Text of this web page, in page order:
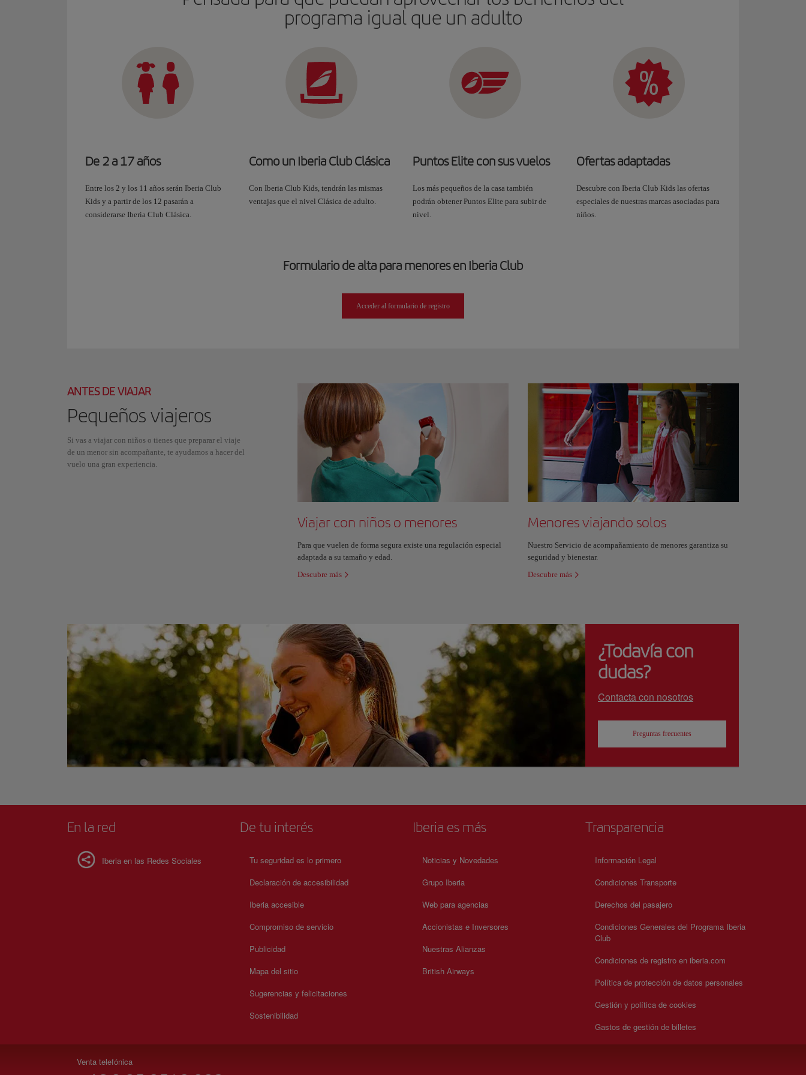
programa igual que un adulto
De 2 a 17 años
Entre los 2 y los 11 años serán Iberia Club
Kids y a partir de los 12 pasarán a
considerarse Iberia Club Clásica.
Como un Iberia Club Clásica
Con Iberia Club Kids, tendrán las mismas
ventajas que el nivel Clásica de adulto.
Puntos Elite con sus vuelos
Los más pequeños de la casa también
podrán obtener Puntos Elite para subir de
nivel.
Ofertas adaptadas
Descubre con Iberia Club Kids las ofertas
especiales de nuestras marcas asociadas para
niños.
Formulario de alta para menores en Iberia Club
Acceder al formulario de registro
ANTES DE VIAJAR
Pequeños viajeros
Si vas a viajar con niños o tienes que preparar el viaje
de un menor sin acompañante, te ayudamos a hacer del
vuelo una gran experiencia.
Viajar con niños o menores
Para que vuelen de forma segura existe una regulación especial
adaptada a su tamaño y edad.
Descubre más
Menores viajando solos
Nuestro Servicio de acompañamiento de menores garantiza su
seguridad y bienestar.
Descubre más
¿Todavía con
dudas?
Contacta con nosotros
Preguntas frecuentes
En la red
Iberia en las Redes Sociales
De tu interés
Tu seguridad es lo primero
Declaración de accesibilidad
Iberia accesible
Compromiso de servicio
Publicidad
Mapa del sitio
Sugerencias y felicitaciones
Sostenibilidad
Iberia es más
Noticias y Novedades
Grupo Iberia
Web para agencias
Accionistas e Inversores
Nuestras Alianzas
British Airways
Transparencia
Información Legal
Condiciones Transporte
Derechos del pasajero
Condiciones Generales del Programa Iberia
Club
Condiciones de registro en iberia.com
Política de protección de datos personales
Gestión y política de cookies
Gastos de gestión de billetes
Venta telefónica